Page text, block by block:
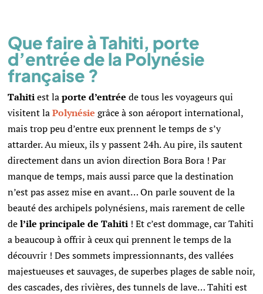
Que faire à Tahiti, porte
d’entrée de la Polynésie
française ?
Tahitiest laporte d’entrée de tous les voyageurs qui
visitent laPolynésie grâce à son aéroport international,
mais trop peu d’entre eux prennent le temps de s’y
attarder. Au mieux, ils y passent 24h. Au pire, ils sautent
directement dans un avion direction Bora Bora ! Par
manque de temps, mais aussi parce que la destination
n’est pas assez mise en avant… On parle souvent de la
beauté des archipels polynésiens, mais rarement de celle
del’ile principale de Tahiti ! Et c’est dommage, car Tahiti
a beaucoup à offrir à ceux qui prennent le temps de la
découvrir !Des sommets impressionnants, des vallées
majestueuses et sauvages, de superbes plages de sable noir,
des cascades, des rivières, des tunnels de lave… Tahiti est